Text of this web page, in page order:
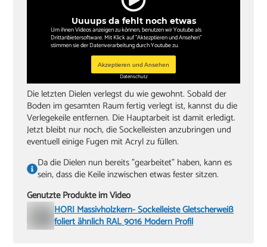
Uuuups da fehlt noch etwas
Um ihnen Videos anzeigen zu können, benutzen wir Youtube als
Drittanbietersoftware. Mit Klick auf "Aktezptieren und Ansehen"
stimmen sie der Datenverarbeitung durch Youtube zu.
Akzeptieren und Ansehen
Datenschutz
Die letzten Dielen verlegst du wie gewohnt. Sobald der
Boden im gesamten Raum fertig verlegt ist, kannst du die
Verlegekeile entfernen. Die Hauptarbeit ist damit erledigt.
Jetzt bleibt nur noch, die Sockelleisten anzubringen und
eventuell einige Fugen mit Acryl zu füllen.
Da die Dielen nun bereits "gearbeitet" haben, kann es
sein, dass die Keile inzwischen etwas fester sitzen.
Genutzte Produkte im Video
HORI Massivholzkern- Sockelleiste Gletscherweiß
foliert ähnlich RAL 9016 Modern Profil